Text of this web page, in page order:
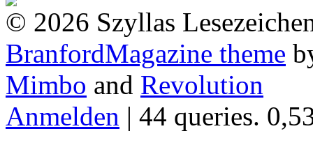
© 2026 Szyllas
BranfordMagazine theme
Mimbo and Revolution
Anmelden | 44 queries.